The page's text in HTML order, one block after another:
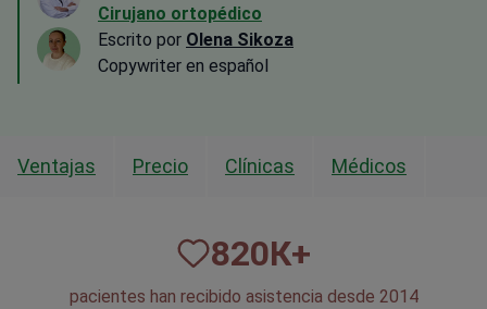
Cirujano ortopédico
Escrito por Olena Sikoza
Сopywriter en español
Ventajas Precio Clínicas Médicos
820К+
pacientes han recibido asistencia desde 2014